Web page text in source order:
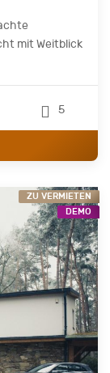
mit Weitblick
5
ZU VERMIETEN
DEMO